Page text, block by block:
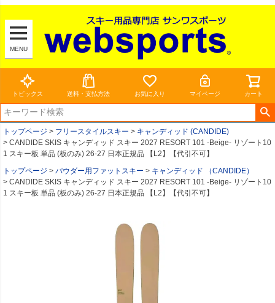
MENU
トピックス 送料・支払方法 お気に入り マイページ カート
トップページ フリースタイルスキー
キャンディッド (CANDIDE)
CANDIDE SKIS キャンディッド スキー 2027 RESORT 101 -Beige- リゾート10
1 スキー板 単品 (板のみ) 26-27 日本正規品 【L2】【代引不可】
トップページ
パウダー用ファットスキー
キャンディッド （CANDIDE）
CANDIDE SKIS キャンディッド スキー 2027 RESORT 101 -Beige- リゾート10
1 スキー板 単品 (板のみ) 26-27 日本正規品 【L2】【代引不可】